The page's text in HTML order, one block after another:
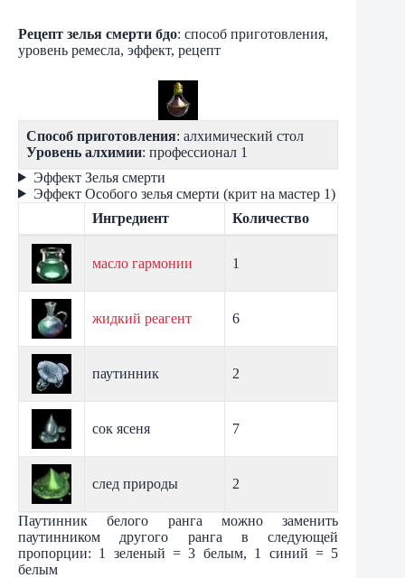
Рецепт зелья смерти бдо: способ приготовления,
уровень ремесла, эффект, рецепт
Способ приготовления: алхимический стол
Уровень алхимии: профессионал 1
Эффект Зелья смерти
Эффект Особого зелья смерти (крит на мастер 1)
Ингредиент
Количество
масло гармонии 1
жидкий реагент 6
паутинник 2
сок ясеня 7
след природы 2
Паутинник белого ранга можно заменить
паутинником другого ранга в следующей
пропорции: 1 зеленый = 3 белым, 1 синий = 5
белым